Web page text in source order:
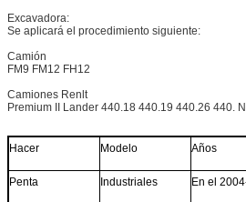
Excavadora:
Se aplicará el procedimiento siguiente:
Camión
FM9 FM12 FH12
Camiones Renlt
Premium II Lander 440.18 440.19 440.26 440.
Hacer Modelo Años
Penta
Industriales En el